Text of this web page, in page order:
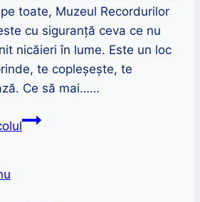
toate, Muzeul Recordurilor
cu siguranţă ceva ce nu
nicăieri în lume. Este un loc
te copleşeşte, te
Ce să mai……
Muzeul